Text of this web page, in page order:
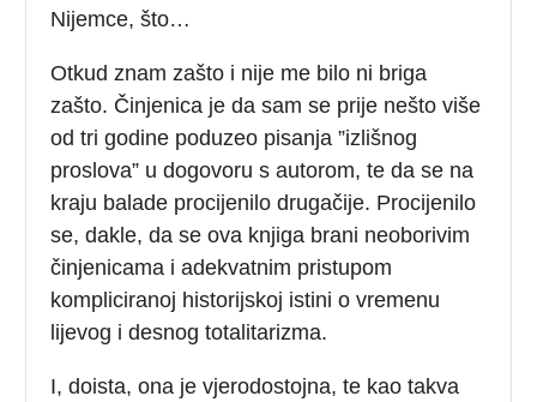
Nijemce, što…
Otkud znam zašto i nije me bilo ni briga
zašto. Činjenica je da sam se prije nešto više
od tri godine poduzeo pisanja ”izlišnog
proslova” u dogovoru s autorom, te da se na
kraju balade procijenilo drugačije. Procijenilo
se, dakle, da se ova knjiga brani neoborivim
činjenicama i adekvatnim pristupom
kompliciranoj historijskoj istini o vremenu
lijevog i desnog totalitarizma.
I, doista, ona je vjerodostojna, te kao takva